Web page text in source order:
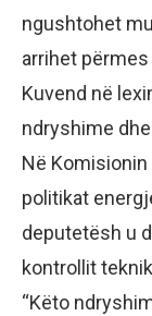
ngushtohet
arrihet
Kuvend në
ndryshime
Në
politikat
deputetësh u
kontrollit
“Këto